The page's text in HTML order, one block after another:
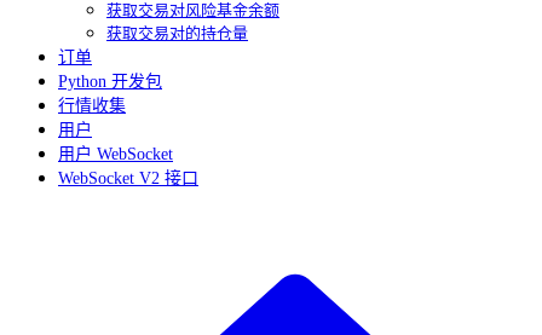
获取交易对风险基金余额
获取交易对的持仓量
订单
Python 开发包
行情收集
用户
用户 WebSocket
WebSocket V2 接口